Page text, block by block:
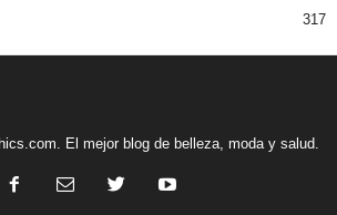
317
El mejor blog de belleza, moda y salud.